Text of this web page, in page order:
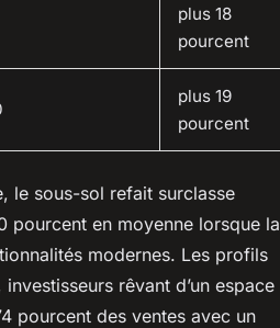
plus 18
pourcent
plus 19
pourcent
le sous-sol refait surclasse
pourcent en moyenne lorsque la
modernes. Les profils
rêvant d’un espace
pourcent des ventes avec un